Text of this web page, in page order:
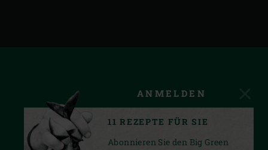
ANMELDEN
11 REZEPTE FÜR SIE
Abonnieren Sie den Big Green